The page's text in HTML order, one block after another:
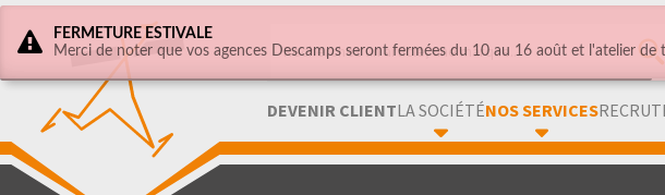
DEVENIR CLIENTLA SOCIÉTÉNOS SERVICES
FERMETURE ESTIVALE
Merci de noter que vos agences Descamps seront fermées du 10 au 16 août et l'atelier